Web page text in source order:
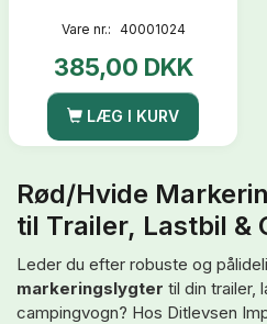
Vare nr.: 40001024
385,00 DKK
LÆG I KURV
Rød/Hvide
til Trailer, Lastbil &
Leder du efter robuste og
markeringslygter til din trailer,
campingvogn? Hos Ditlevsen